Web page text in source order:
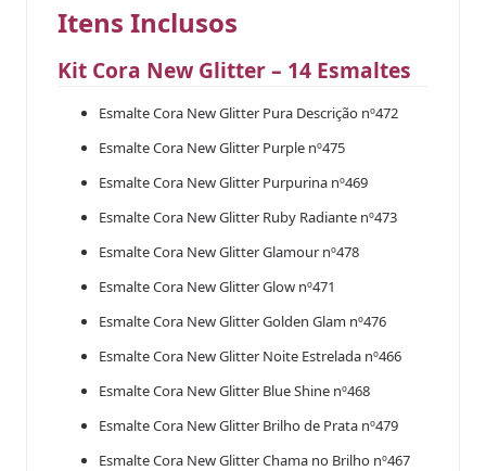
Itens Inclusos
Kit Cora New Glitter – 14 Esmaltes
Esmalte Cora New Glitter Pura Descrição nº472
Esmalte Cora New Glitter Purple nº475
Esmalte Cora New Glitter Purpurina nº469
Esmalte Cora New Glitter Ruby Radiante nº473
Esmalte Cora New Glitter Glamour nº478
Esmalte Cora New Glitter Glow nº471
Esmalte Cora New Glitter Golden Glam nº476
Esmalte Cora New Glitter Noite Estrelada nº466
Esmalte Cora New Glitter Blue Shine nº468
Esmalte Cora New Glitter Brilho de Prata nº479
Esmalte Cora New Glitter Chama no Brilho nº467